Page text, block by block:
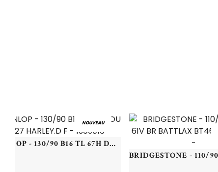
NOUVEAU
DUNLOP - 130/90 B16 TL 67H DU D427 HARLEY.D F - 1309016 -